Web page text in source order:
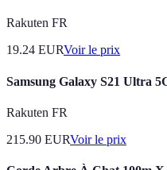
Rakuten FR
19.24 EURVoir le prix
Samsung Galaxy S21 Ultra
Rakuten FR
215.90 EURVoir le prix